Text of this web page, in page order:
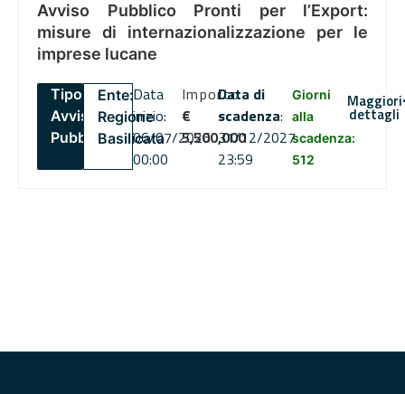
Avviso Pubblico Pronti per l’Export:
misure di internazionalizzazione per le
imprese lucane
Tipo:
Avviso
Pubblico
Ente:
Regione
Basilicata
Data
inizio:
06/07/2026
00:00
Importo
€
5,500,000
Data di
scadenza:
31/12/2027
23:59
Giorni
alla
scadenza:
512
Maggiori
dettagli